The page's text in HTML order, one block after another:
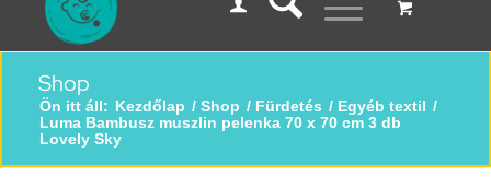
Shop
Ön itt áll: Kezdőlap / Shop / Fürdetés / Egyéb textil /
Luma Bambusz muszlin pelenka 70 x 70 cm 3 db
Lovely Sky